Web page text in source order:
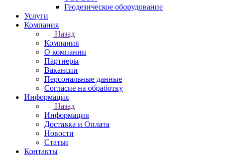
Геодезическое оборудование
Услуги
Компания
Назад
Компания
О компании
Партнеры
Вакансии
Персональные данные
Согласие на обработку
Информация
Назад
Информация
Доставка и Оплата
Новости
Статьи
Контакты